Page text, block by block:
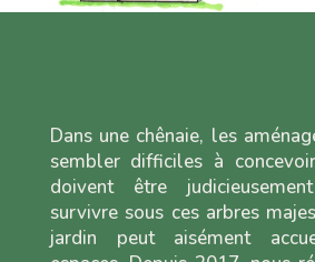
Dans une chênaie, les
sembler difficiles à
doivent être
survivre sous ces arbres
jardin peut aisément